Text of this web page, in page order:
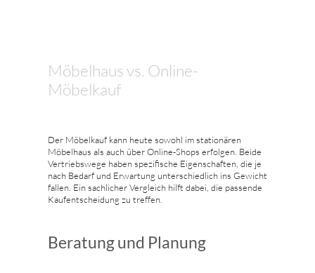
Möbelhaus vs. Online-
Möbelkauf
Der Möbelkauf kann heute sowohl im stationären
Möbelhaus als auch über Online-Shops erfolgen. Beide
Vertriebswege haben spezifische Eigenschaften, die je
nach Bedarf und Erwartung unterschiedlich ins Gewicht
fallen. Ein sachlicher Vergleich hilft dabei, die passende
Kaufentscheidung zu treffen.
Beratung und Planung